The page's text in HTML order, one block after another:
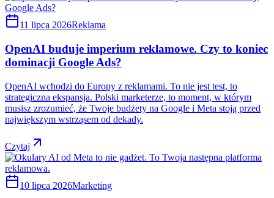
11 lipca 2026Reklama
OpenAI buduje imperium reklamowe. Czy to koniec
dominacji Google Ads?
OpenAI wchodzi do Europy z reklamami. To nie jest test, to
strategiczna ekspansja. Polski marketerze, to moment, w którym
musisz zrozumieć, że Twoje budżety na Google i Meta stoją przed
największym wstrząsem od dekady.
Czytaj
10 lipca 2026Marketing